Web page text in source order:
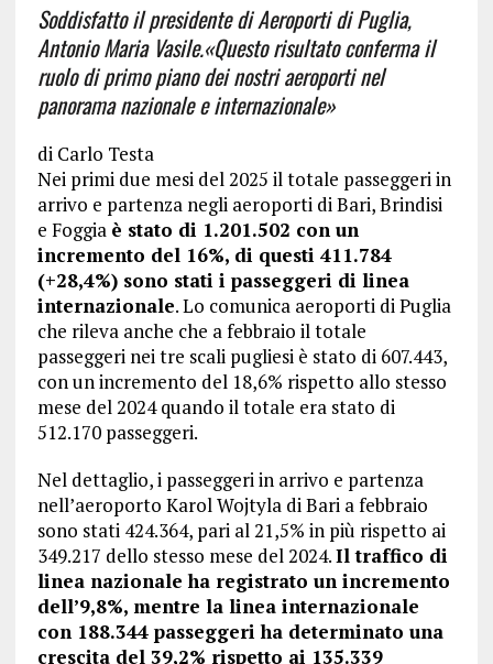
Soddisfatto il presidente di Aeroporti di Puglia,
Antonio Maria Vasile.«Questo risultato conferma il
ruolo di primo piano dei nostri aeroporti nel
panorama nazionale e internazionale»
di Carlo Testa
Nei primi due mesi del 2025 il totale passeggeri in
arrivo e partenza negli aeroporti di Bari, Brindisi
e Foggia è stato di 1.201.502 con un
incremento del 16%, di questi 411.784
(+28,4%) sono stati i passeggeri di linea
internazionale. Lo comunica aeroporti di Puglia
che rileva anche che a febbraio il totale
passeggeri nei tre scali pugliesi è stato di 607.443,
con un incremento del 18,6% rispetto allo stesso
mese del 2024 quando il totale era stato di
512.170 passeggeri.
Nel dettaglio, i passeggeri in arrivo e partenza
nell’aeroporto Karol Wojtyla di Bari a febbraio
sono stati 424.364, pari al 21,5% in più rispetto ai
349.217 dello stesso mese del 2024.Il traffico di
linea nazionale ha registrato un incremento
dell’9,8%, mentre la linea internazionale
con 188.344 passeggeri ha determinato una
crescita del 39,2% rispetto ai 135.339